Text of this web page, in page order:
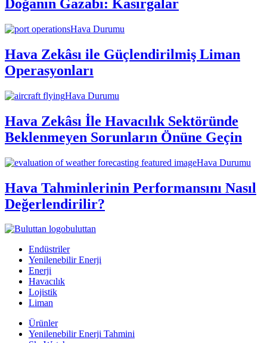
Doğanın Gazabı: Kasırgalar
Hava Durumu
Hava Zekâsı ile Güçlendirilmiş Liman
Operasyonları
Hava Durumu
Hava Zekâsı İle Havacılık Sektöründe
Beklenmeyen Sorunların Önüne Geçin
Hava Durumu
Hava Tahminlerinin Performansını Nasıl
Değerlendirilir?
buluttan
Endüstriler
Yenilenebilir Enerji
Enerji
Havacılık
Lojistik
Liman
Ürünler
Yenilenebilir Enerji Tahmini